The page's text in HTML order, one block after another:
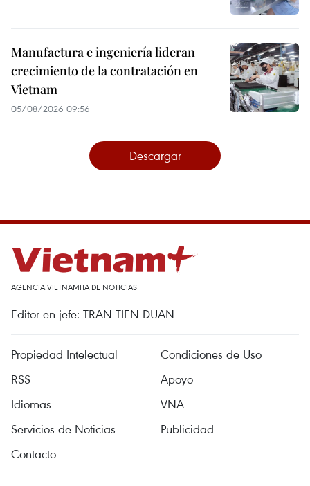
Manufactura e ingeniería lideran
crecimiento de la contratación en
Vietnam
05/08/2026 09:56
Descargar
AGENCIA VIETNAMITA DE NOTICIAS
Editor en jefe: TRAN TIEN DUAN
Propiedad Intelectual
Condiciones de Uso
RSS
Apoyo
Idiomas
VNA
Servicios de Noticias
Publicidad
Contacto